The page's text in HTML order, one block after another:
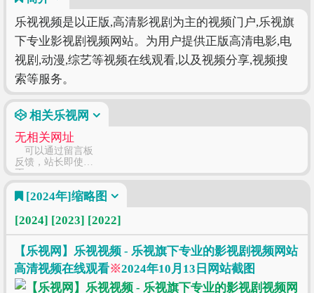
乐视视频是以正版,高清影视剧为主的视频门户,乐视旗
下专业影视剧视频网站。为用户提供正版高清电影,电
视剧,动漫,综艺等视频在线观看,以及视频分享,视频搜
索等服务。
相关乐视网
无相关网址
可以通过留言板
反馈，站长即使修
正
[2024年]缩略图
[2024] [2023] [2022]
【乐视网】乐视视频 - 乐视旗下专业的影视剧视频网站
高清视频在线观看※2024年10月13日网站截图